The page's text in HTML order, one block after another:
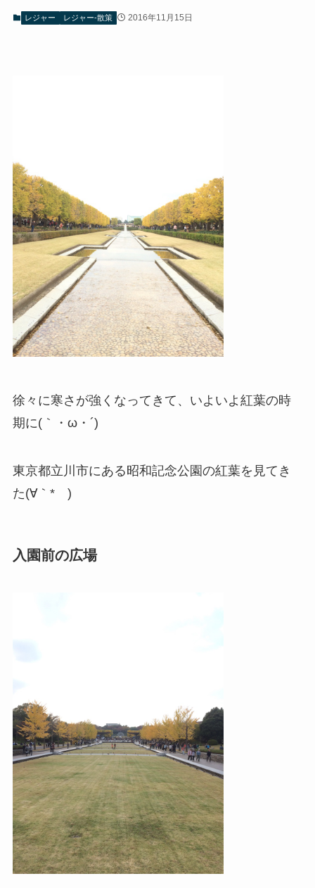
レジャー レジャー-散策 2016年11月15日
徐々に寒さが強くなってきて、いよいよ紅葉の時
期に(｀・ω・´)
東京都立川市にある昭和記念公園の紅葉を見てき
た(∀｀*ゞ)
入園前の広場